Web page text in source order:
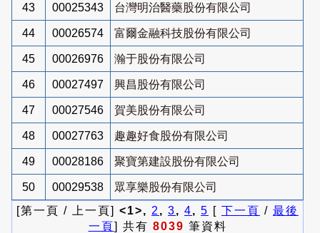
43 00025343 台灣明治醫藥股份有限公司
44 00026574 富爾金融科技股份有限公司
45 00026976 瀚于股份有限公司
46 00027497 興昌股份有限公司
47 00027546 賀美股份有限公司
48 00027763 趣趣好食股份有限公司
49 00028186 聚寶第建設股份有限公司
50 00029538
眾享樂股份有限公司
[第一頁 / 上一頁] <1>, 2 , 3, 4, 5 [ 下一頁 / 最後
一頁] 共有 8039 筆資料